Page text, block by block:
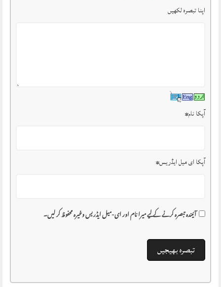
اپنا تبصرہ لکھیں
آپکا نام*
آپکا ای میل ایڈریس*
آئیندہ تبصرہ کرنے کے لیے میرا نام اور ای-میل ایڈریس وغیرہ محفوظ کر لیں۔